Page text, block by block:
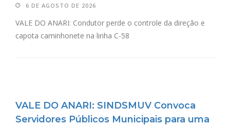
6 DE AGOSTO DE 2026
VALE DO ANARI: Condutor perde o controle da direção e
capota caminhonete na linha C-58
VALE DO ANARI: SINDSMUV Convoca
Servidores Públicos Municipais para uma